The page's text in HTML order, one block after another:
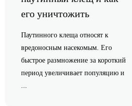
его уничтожить
Паутинного клеща относят к
вредоносным насекомым. Его
быстрое размножение за короткий
период увеличивает популяцию и
...